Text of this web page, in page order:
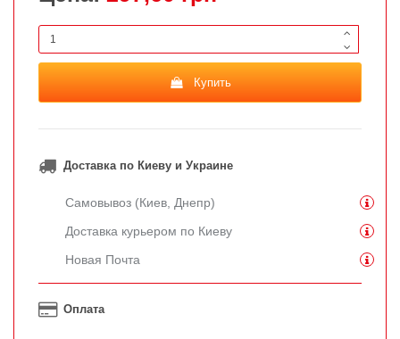
Купить
Доставка по Киеву и Украине
Самовывоз (Киев, Днепр)
Доставка курьером по Киеву
Новая Почта
Оплата